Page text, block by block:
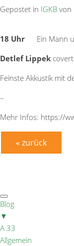
Gepostet in IGKB von
18 Uhr Ein Mann
Detlef Lippek
Feinste Akkustik mit
–
Mehr Infos: https://
« zurück
Blog
▼
A 33
Allgemein